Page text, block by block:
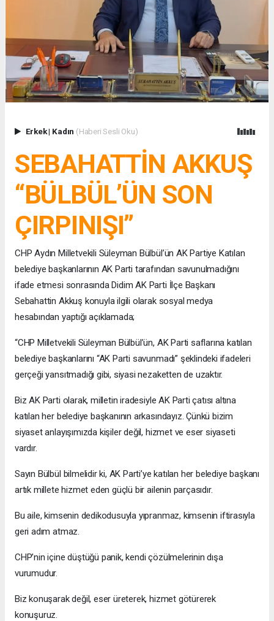
Erkek| Kadın (Haberi Sesli Oku)
SEBAHATTİN AKKUŞ
“BÜLBÜL’ÜN SON
ÇIRPINIŞI”
CHP Aydın Milletvekili Süleyman Bülbül’ün AK Partiye Katılan
belediye başkanlarının AK Parti tarafından savunulmadığını
ifade etmesi sonrasında Didim AK Parti İlçe Başkanı
Sebahattin Akkuş konuyla ilgili olarak sosyal medya
hesabından yaptığı açıklamada;
“CHP Milletvekili Süleyman Bülbül’ün, AK Parti saflarına katılan
belediye başkanlarını “AK Parti savunmadı” şeklindeki ifadeleri
gerçeği yansıtmadığı gibi, siyasi nezaketten de uzaktır.
Biz AK Parti olarak, milletin iradesiyle AK Parti çatısı altına
katılan her belediye başkanının arkasındayız. Çünkü bizim
siyaset anlayışımızda kişiler değil, hizmet ve eser siyaseti
vardır.
Sayın Bülbül bilmelidir ki, AK Parti’ye katılan her belediye başkanı
artık millete hizmet eden güçlü bir ailenin parçasıdır.
Bu aile, kimsenin dedikodusuyla yıpranmaz, kimsenin iftirasıyla
geri adım atmaz.
CHP’nin içine düştüğü panik, kendi çözülmelerinin dışa
vurumudur.
Biz konuşarak değil, eser üreterek, hizmet götürerek
konuşuruz.